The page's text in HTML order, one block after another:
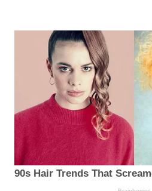
90s Hair Trends That